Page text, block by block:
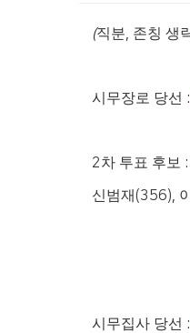
(직분, 존칭 생
시무장로 당선 :
2차 투표 후보
신범재(356),
시무집사 당선 :